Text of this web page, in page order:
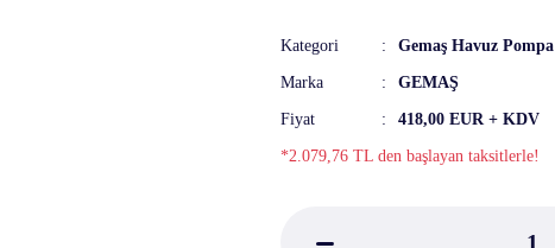
Kategori Gemaş Havuz Pompa
Marka GEMAŞ
Fiyat 418,00 EUR + KDV
*2.079,76 TL den başlayan taksitlerle!